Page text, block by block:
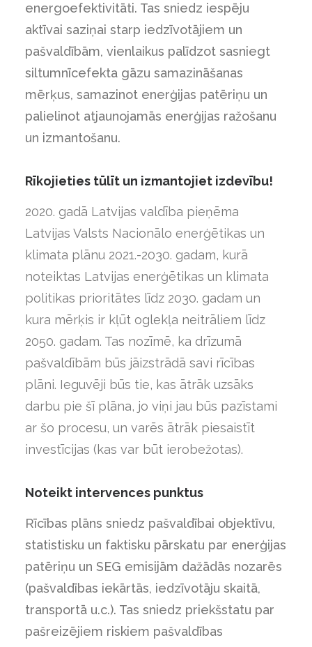
energoefektivitāti. Tas sniedz iespēju
aktīvai saziņai starp iedzīvotājiem un
pašvaldībām, vienlaikus palīdzot sasniegt
siltumnīcefekta gāzu samazināšanas
mērķus, samazinot enerģijas patēriņu un
palielinot atjaunojamās enerģijas ražošanu
un izmantošanu.
Rīkojieties tūlīt un izmantojiet izdevību!
2020. gadā Latvijas valdība pieņēma
Latvijas Valsts Nacionālo enerģētikas un
klimata plānu 2021.-2030. gadam, kurā
noteiktas Latvijas enerģētikas un klimata
politikas prioritātes līdz 2030. gadam un
kura mērķis ir kļūt oglekļa neitrāliem līdz
2050. gadam. Tas nozīmē, ka drīzumā
pašvaldībām būs jāizstrādā savi rīcības
plāni. Ieguvēji būs tie, kas ātrāk uzsāks
darbu pie šī plāna, jo viņi jau būs pazīstami
ar šo procesu, un varēs ātrāk piesaistīt
investīcijas (kas var būt ierobežotas).
Noteikt intervences punktus
Rīcības plāns sniedz pašvaldībai objektīvu,
statistisku un faktisku pārskatu par enerģijas
patēriņu un SEG emisijām dažādās nozarēs
(pašvaldības iekārtās, iedzīvotāju skaitā,
transportā u.c.). Tas sniedz priekšstatu par
pašreizējiem riskiem pašvaldības